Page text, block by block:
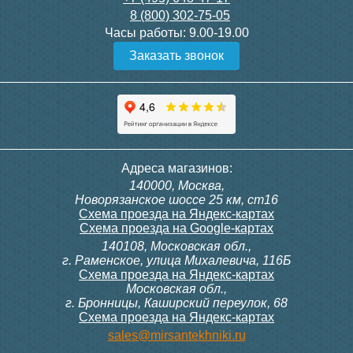
Конвектор ITT.080.200.1300
с решеткой GRILL.SGW-20-
Конвектор ITT.080.200.1000
с решеткой GRILL.SGW-20-
Конвектор ITT.080.200.1000
с решеткой GRILL.SGW-20-
Конвектор ITT.080.200.900 с
решеткой GRILL.SGA-20-
Подробнее Подробнее
300, 230В (врезной - квадр.
9 700
Siemens IRA 211
3 600
8 (800) 302-75-05
Часы работы: 9.00-19.00
Заказать звонок
Адреса магазинов:
140000, Москва,
Новорязанское шоссе 25 км, ст16
Схема проезда на Яндекс-картах
Схема проезда на Google-картах
140108, Московская обл.,
г. Раменское, улица Михалевича, 116Б
Схема проезда на Яндекс-картах
Московская обл.,
г. Бронницы, Каширский переулок, 68
Схема проезда на Яндекс-картах
sales@mirsantekhniki.ru